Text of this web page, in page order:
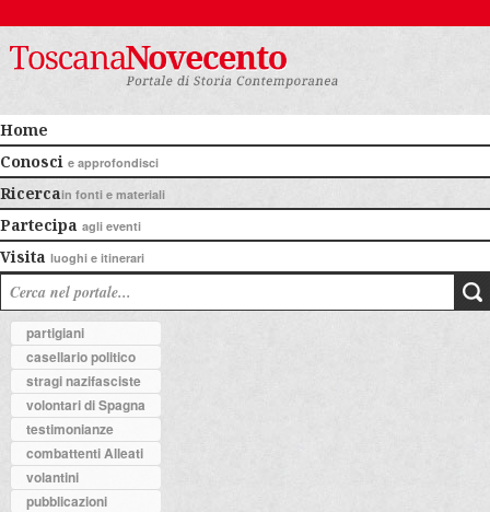
Home
Conosci e approfondisci
Ricercain fonti e materiali
Partecipa agli eventi
Visita luoghi e itinerari
partigiani
casellario politico
stragi nazifasciste
volontari di Spagna
testimonianze
combattenti Alleati
volantini
pubblicazioni